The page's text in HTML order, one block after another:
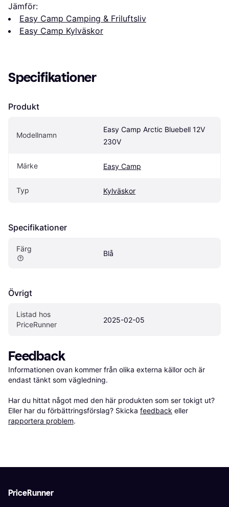
Jämför:
Easy Camp Camping & Friluftsliv
Easy Camp Kylväskor
Specifikationer
Produkt
Modellnamn
Easy Camp Arctic Bluebell 12V
230V
Märke Easy Camp
Typ Kylväskor
Specifikationer
Färg
Blå
Övrigt
Listad hos
PriceRunner
2025-02-05
Feedback
Informationen ovan kommer från olika externa källor och är
endast tänkt som vägledning.
Har du hittat något med den här produkten som ser tokigt ut?
Eller har du förbättringsförslag? Skicka feedback eller
rapportera problem.
PriceRunner